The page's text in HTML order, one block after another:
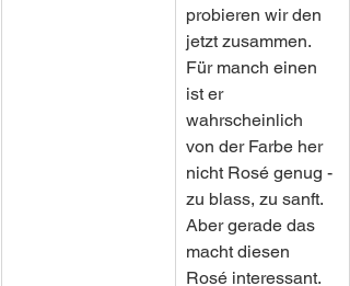
probieren wir den
jetzt zusammen.
Für manch einen
ist er
wahrscheinlich
von der Farbe her
nicht Rosé genug -
zu blass, zu sanft.
Aber gerade das
macht diesen
Rosé interessant.